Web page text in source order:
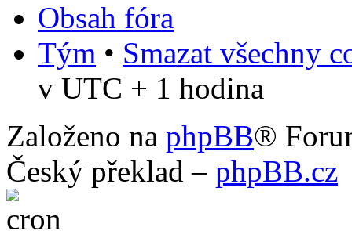
Obsah fóra
Tým • Smazat všechny
v UTC + 1 hodina
Založeno na phpBB®
Český překlad – phpBB.cz